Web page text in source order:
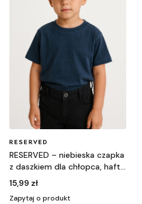
RESERVED – niebieska czapka
z daszkiem dla chłopca, haft
„NOT TODAY” 9-13y
15,99 zł
Zapytaj o produkt